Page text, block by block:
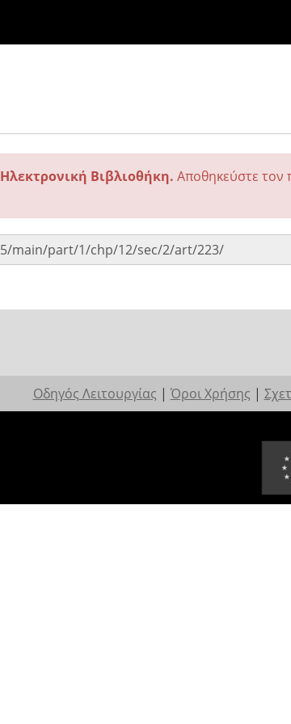
Βιβλιοθήκη. Αποθηκεύστε
Οδηγός Λειτουργίας | Όροι Χρήσης |